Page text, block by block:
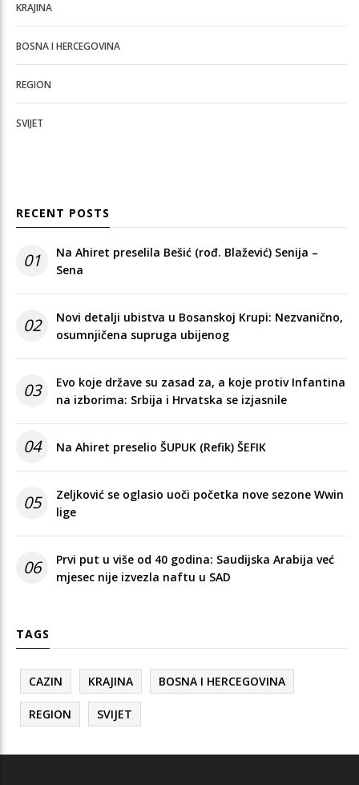
KRAJINA
BOSNA I HERCEGOVINA
REGION
SVIJET
RECENT POSTS
01
Na Ahiret preselila Bešić (rođ. Blažević) Senija –
Sena
02
Novi detalji ubistva u Bosanskoj Krupi: Nezvanično,
osumnjičena supruga ubijenog
03
Evo koje države su zasad za, a koje protiv Infantina
na izborima: Srbija i Hrvatska se izjasnile
04 Na Ahiret preselio ŠUPUK (Refik) ŠEFIK
05
Zeljković se oglasio uoči početka nove sezone Wwin
lige
06
Prvi put u više od 40 godina: Saudijska Arabija već
mjesec nije izvezla naftu u SAD
TAGS
CAZIN KRAJINA BOSNA I HERCEGOVINA
REGION SVIJET